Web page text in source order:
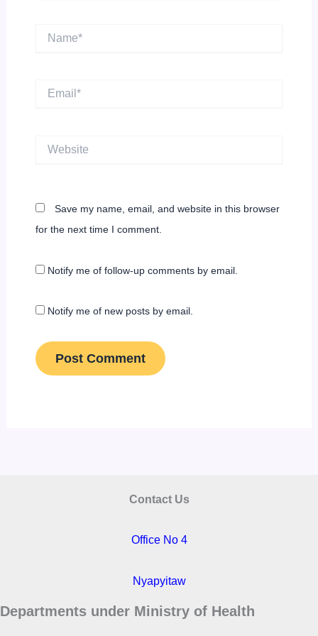
Email*
Save my name, email, and website in this browser
for the next time I comment.
Notify me of follow-up comments by email.
Notify me of new posts by email.
Contact Us
Office No 4
Nyapyitaw
Departments under Ministry of Health